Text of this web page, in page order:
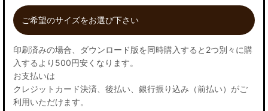
ご希望のサイズをお選び下さい
印刷済みの場合、ダウンロード版を同時購入すると2つ別々に購
入するより500円安くなります。
お支払いは
クレジットカード決済、後払い、銀行振り込み（前払い）がご
利用いただけます。